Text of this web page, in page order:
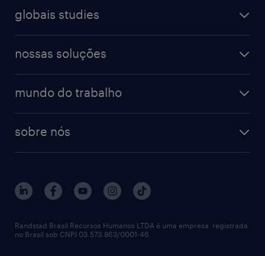
globais studies
nossas soluções
mundo do trabalho
sobre nós
Randstad Brasil Recursos Humanos LTDA é uma empresa registrada
no Brasil sob CNPJ 03.573.863/0001-46.